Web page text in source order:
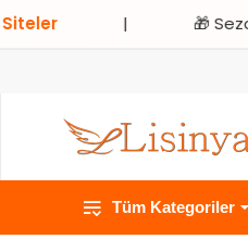
| 🎁 Sezonluk
Tüm Kategoriler